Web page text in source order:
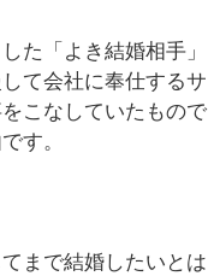
た「よき結婚相手」
て会社に奉仕するサ
こなしていたもので
す。
まで結婚したいとは